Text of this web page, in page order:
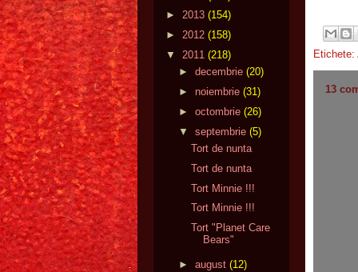
Etichete:
13
► 2013 (154)
► 2012 (158)
▼
2011 (218)
► decembrie (20)
► noiembrie (31)
► octombrie (26)
▼
septembrie (5)
Tort de nunta
Tort de nunta
Tort Minnie !!!
Tort Minnie !!!
Tort "Planet Care
Bears"
► august (12)